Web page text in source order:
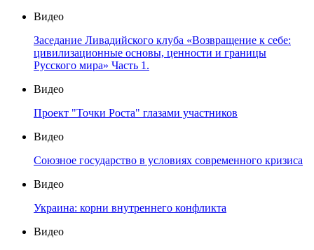
Видео
Заседание Ливадийского клуба «Возвращение к себе:
цивилизационные основы, ценности и границы
Русского мира» Часть 1.
Видео
Проект "Точки Роста" глазами участников
Видео
Союзное государство в условиях современного кризиса
Видео
Украина: корни внутреннего конфликта
Видео